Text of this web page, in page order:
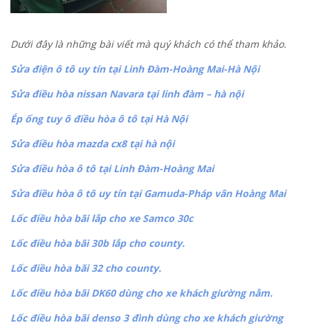
Dưới đây là những bài viết mà quý khách có thể tham khảo.
Sửa điện ô tô uy tín tại Linh Đàm-Hoàng Mai-Hà Nội
Sửa điều hòa nissan Navara tại linh đàm – hà nội
Ép ống tuy ô điều hòa ô tô tại Hà Nội
Sửa điều hòa mazda cx8 tại hà nội
Sửa điều hòa ô tô tại Linh Đàm-Hoàng Mai
Sửa điều hòa ô tô uy tín tại Gamuda-Pháp vân Hoàng Mai
Lốc điều hòa bãi lắp cho xe Samco 30c
Lốc điều hòa bãi 30b lắp cho county.
Lốc điều hòa bãi 32 cho county.
Lốc điều hòa bãi DK60 dùng cho xe khách giường nằm.
Lốc điều hòa bãi denso 3 đình dùng cho xe khách giường